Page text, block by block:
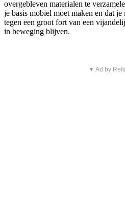
overgebleven materialen te
je basis mobiel moet maken en dat
tegen een groot fort van een
in beweging blijven.
▼ Ad by